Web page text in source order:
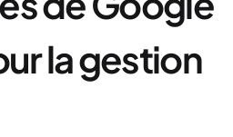
la gestion